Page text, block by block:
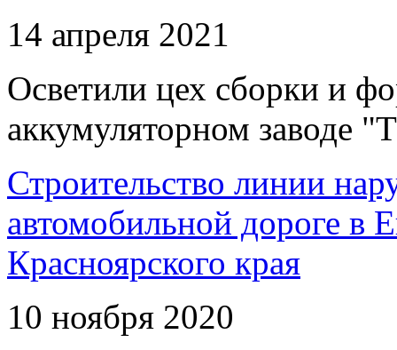
14 апреля 2021
Осветили цех сборки и
аккумуляторном заводе
Строительство линии
автомобильной дороге в
Красноярского края
10 ноября 2020